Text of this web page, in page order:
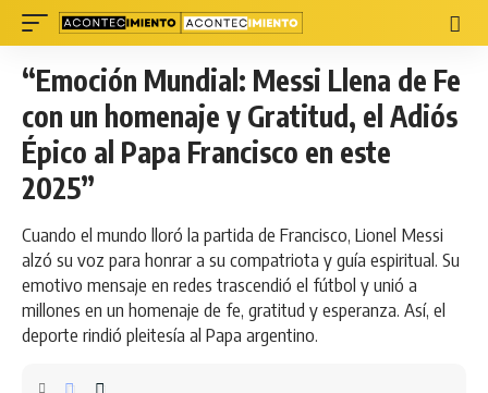
“Emoción Mundial: Messi Llena de Fe
con un homenaje y Gratitud, el Adiós
Épico al Papa Francisco en este
2025”
Cuando el mundo lloró la partida de Francisco, Lionel Messi
alzó su voz para honrar a su compatriota y guía espiritual. Su
emotivo mensaje en redes trascendió el fútbol y unió a
millones en un homenaje de fe, gratitud y esperanza. Así, el
deporte rindió pleitesía al Papa argentino.